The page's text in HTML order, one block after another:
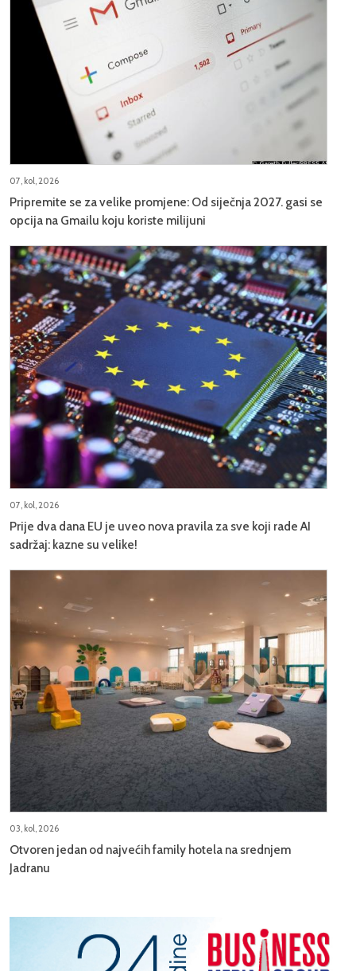
07, kol, 2026
Pripremite se za velike promjene: Od siječnja 2027. gasi se
opcija na Gmailu koju koriste milijuni
07, kol, 2026
Prije dva dana EU je uveo nova pravila za sve koji rade AI
sadržaj: kazne su velike!
03, kol, 2026
Otvoren jedan od najvećih family hotela na srednjem
Jadranu